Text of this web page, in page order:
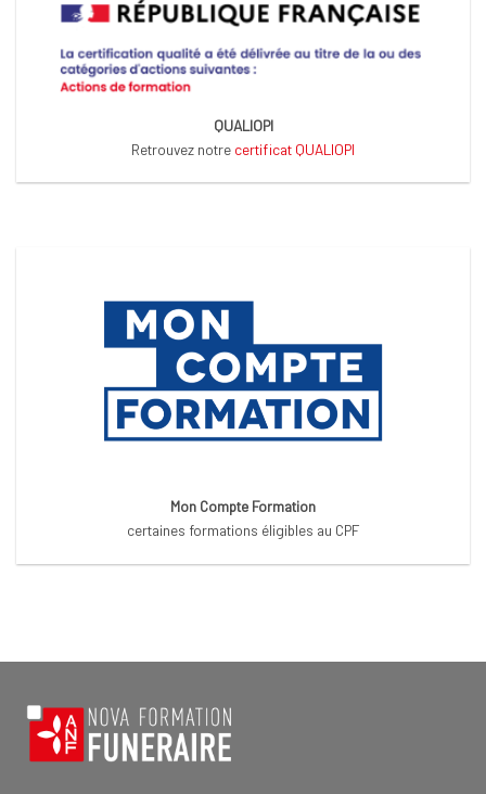
QUALIOPI
Retrouvez notre certificat QUALIOPI
Mon Compte Formation
certaines formations éligibles au CPF